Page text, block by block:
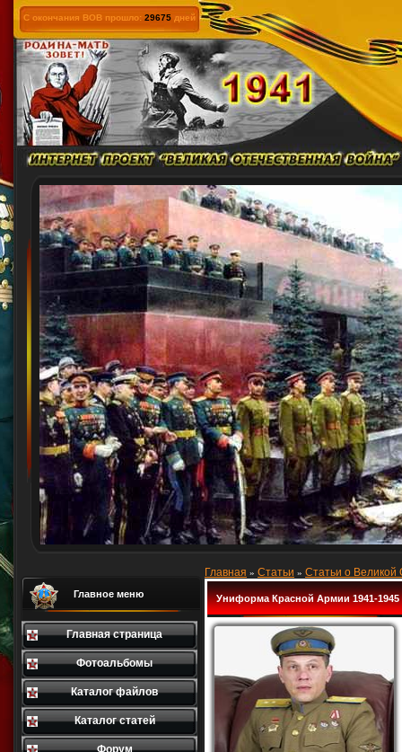
С окончания ВОВ прошло: 29675 дней
Главное меню
Главная страница
Фотоальбомы
Каталог файлов
Каталог статей
Форум
Главная » Статьи » Статьи о Великой
Униформа Красной Армии 1941-1945